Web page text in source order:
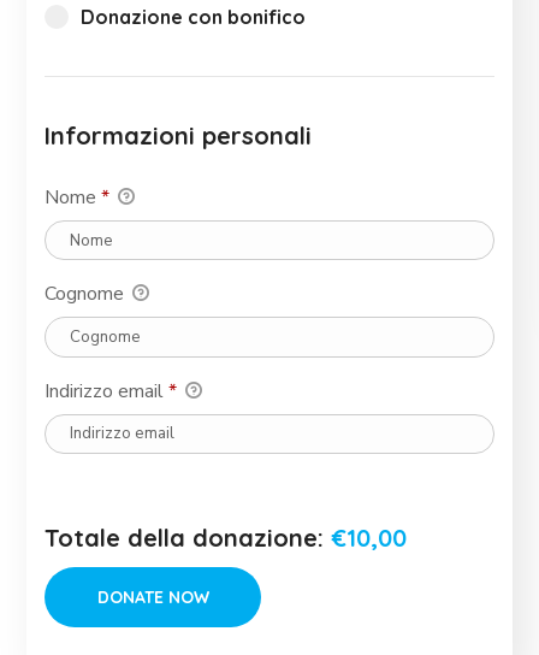
Donazione con bonifico
Informazioni personali
Nome*
Cognome
Indirizzo email*
Totale della donazione: €10,00